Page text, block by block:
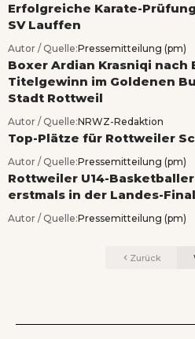
Erfolgreiche Karate-
SV Lauffen
Autor / Quelle:Pressemitteilung (pm)
Boxer Ardian Krasniqi nach
Titelgewinn im Goldenen
Stadt Rottweil
Autor / Quelle:NRWZ-Redaktion
Top-Plätze für Rottweiler
Autor / Quelle:Pressemitteilung (pm)
Rottweiler U14-Basketballer
erstmals in der Landes-
Autor / Quelle:Pressemitteilung (pm)
Zurück